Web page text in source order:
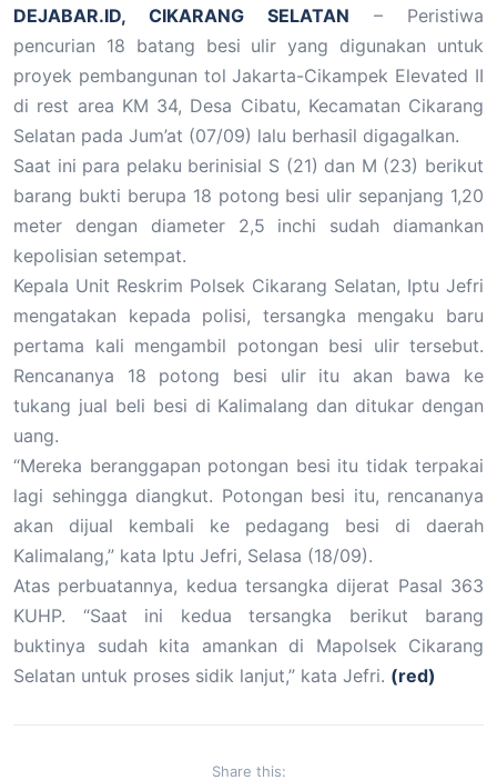
DEJABAR.ID, CIKARANG SELATAN – Peristiwa
pencurian 18 batang besi ulir yang digunakan untuk
proyek pembangunan tol Jakarta-Cikampek Elevated II
di rest area KM 34, Desa Cibatu, Kecamatan Cikarang
Selatan pada Jum’at (07/09) lalu berhasil digagalkan.
Saat ini para pelaku berinisial S (21) dan M (23) berikut
barang bukti berupa 18 potong besi ulir sepanjang 1,20
meter dengan diameter 2,5 inchi sudah diamankan
kepolisian setempat.
Kepala Unit Reskrim Polsek Cikarang Selatan, Iptu Jefri
mengatakan kepada polisi, tersangka mengaku baru
pertama kali mengambil potongan besi ulir tersebut.
Rencananya 18 potong besi ulir itu akan bawa ke
tukang jual beli besi di Kalimalang dan ditukar dengan
uang.
“Mereka beranggapan potongan besi itu tidak terpakai
lagi sehingga diangkut. Potongan besi itu, rencananya
akan dijual kembali ke pedagang besi di daerah
Kalimalang,” kata Iptu Jefri, Selasa (18/09).
Atas perbuatannya, kedua tersangka dijerat Pasal 363
KUHP. “Saat ini kedua tersangka berikut barang
buktinya sudah kita amankan di Mapolsek Cikarang
Selatan untuk proses sidik lanjut,” kata Jefri. (red)
Share this: